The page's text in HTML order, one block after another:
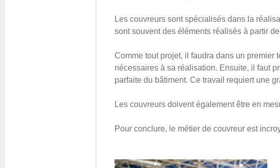
Les couvreurs sont spécialisés dans la
sont souvent des éléments réalisés à partir
Comme tout projet, il faudra dans un
nécessaires à sa réalisation. Ensuite, il faut
parfaite du bâtiment. Ce travail requiert une
Les couvreurs doivent également être en
Pour conclure, le métier de couvreur est